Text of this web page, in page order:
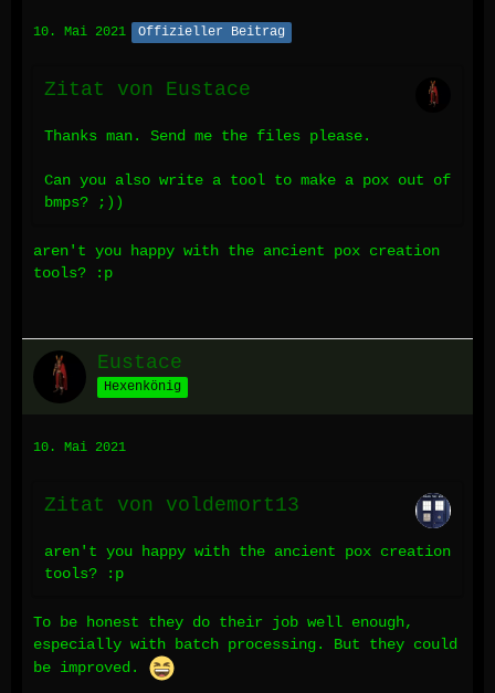
10. Mai 2021 Offizieller Beitrag
Zitat von Eustace
Thanks man. Send me the files please.
Can you also write a tool to make a pox out of
bmps? ;))
aren't you happy with the ancient pox creation
tools? :p
Eustace
Hexenkönig
10. Mai 2021
Zitat von voldemort13
aren't you happy with the ancient pox creation
tools? :p
To be honest they do their job well enough,
especially with batch processing. But they could
be improved.